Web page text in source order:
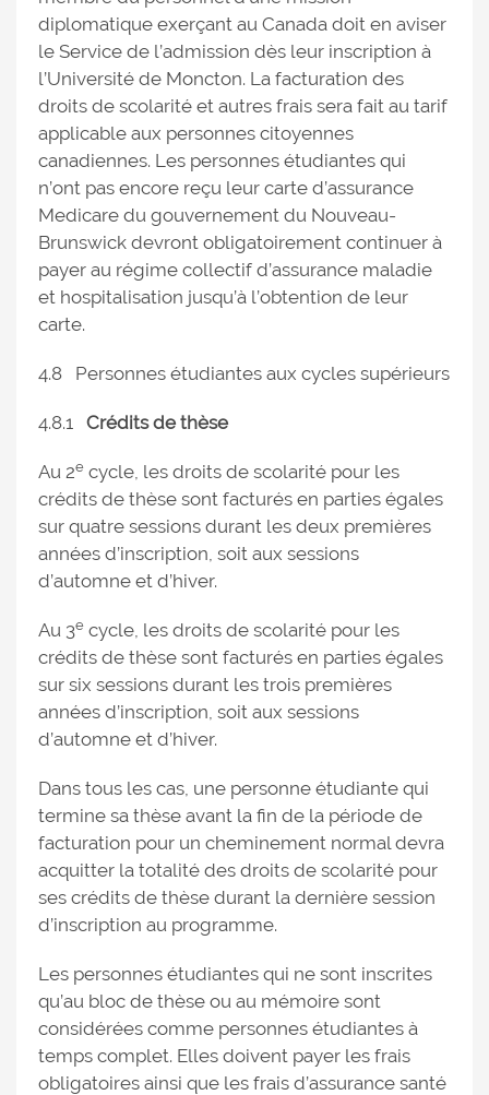
diplomatique exerçant au Canada doit en aviser
le Service de l’admission dès leur inscription à
l’Université de Moncton. La facturation des
droits de scolarité et autres frais sera fait au tarif
applicable aux personnes citoyennes
canadiennes. Les personnes étudiantes qui
n’ont pas encore reçu leur carte d’assurance
Medicare du gouvernement du Nouveau-
Brunswick devront obligatoirement continuer à
payer au régime collectif d’assurance maladie
et hospitalisation jusqu’à l’obtention de leur
carte.
4.8 Personnes étudiantes aux cycles supérieurs
4.8.1 Crédits de thèse
Au 2e cycle, les droits de scolarité pour les
crédits de thèse sont facturés en parties égales
sur quatre sessions durant les deux premières
années d’inscription, soit aux sessions
d’automne et d’hiver.
Au 3e cycle, les droits de scolarité pour les
crédits de thèse sont facturés en parties égales
sur six sessions durant les trois premières
années d’inscription, soit aux sessions
d’automne et d’hiver.
Dans tous les cas, une personne étudiante qui
termine sa thèse avant la fin de la période de
facturation pour un cheminement normal devra
acquitter la totalité des droits de scolarité pour
ses crédits de thèse durant la dernière session
d’inscription au programme.
Les personnes étudiantes qui ne sont inscrites
qu’au bloc de thèse ou au mémoire sont
considérées comme personnes étudiantes à
temps complet. Elles doivent payer les frais
obligatoires ainsi que les frais d’assurance santé